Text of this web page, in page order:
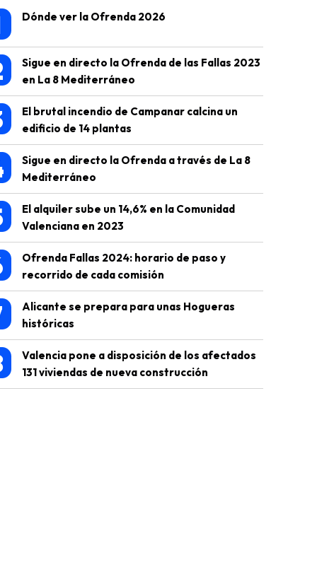
Dónde ver la Ofrenda 2026
Sigue en directo la Ofrenda de las Fallas 2023
en La 8 Mediterráneo
El brutal incendio de Campanar calcina un
edificio de 14 plantas
Sigue en directo la Ofrenda a través de La 8
Mediterráneo
El alquiler sube un 14,6% en la Comunidad
Valenciana en 2023
Ofrenda Fallas 2024: horario de paso y
recorrido de cada comisión
Alicante se prepara para unas Hogueras
históricas
Valencia pone a disposición de los afectados
131 viviendas de nueva construcción